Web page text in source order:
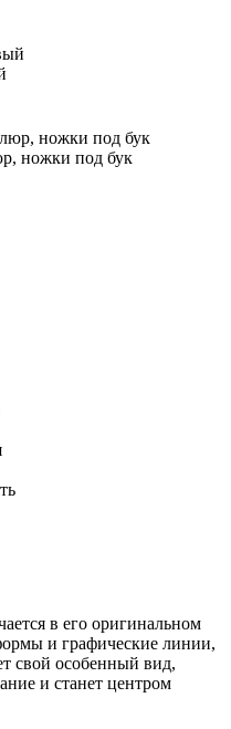
ножки под бук
в его оригинальном
и графические линии,
свой особенный вид,
и станет центром